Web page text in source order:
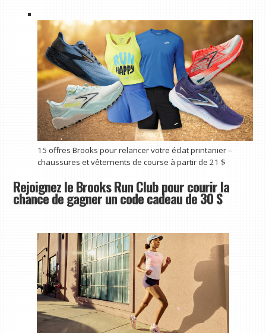
15 offres Brooks pour relancer votre éclat printanier –
chaussures et vêtements de course à partir de 21 $
Rejoignez le Brooks Run Club pour courir la
chance de gagner un code cadeau de 30 $